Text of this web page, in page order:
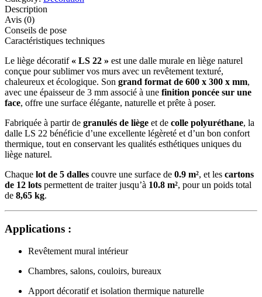
Description
Avis (0)
Conseils de pose
Caractéristiques techniques
Le liège décoratif « LS 22 » est une dalle murale en liège naturel
conçue pour sublimer vos murs avec un revêtement texturé,
chaleureux et écologique. Son grand format de 600 x 300 x mm,
avec une épaisseur de 3 mm associé à une finition poncée sur une
face, offre une surface élégante, naturelle et prête à poser.
Fabriquée à partir de granulés de liège et de colle polyuréthane, la
dalle LS 22 bénéficie d’une excellente légèreté et d’un bon confort
thermique, tout en conservant les qualités esthétiques uniques du
liège naturel.
Chaque lot de 5 dalles couvre une surface de 0.9 m², et les cartons
de 12 lots permettent de traiter jusqu’à 10.8 m², pour un poids total
de 8,65 kg.
Applications :
Revêtement mural intérieur
Chambres, salons, couloirs, bureaux
Apport décoratif et isolation thermique naturelle